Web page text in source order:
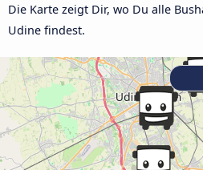
Die Karte zeigt Dir, wo Du alle
Udine findest.